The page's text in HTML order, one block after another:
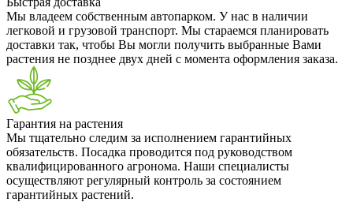
Мы владеем собственным автопарком. У нас в наличии
легковой и грузовой транспорт. Мы стараемся планировать
доставки так, чтобы Вы могли получить выбранные Вами
растения не позднее двух дней с момента оформления заказа.
Гарантия на растения
Мы тщательно следим за исполнением гарантийных
обязательств. Посадка проводится под руководством
квалифицированного агронома. Наши специалисты
осуществляют регулярный контроль за состоянием
гарантийных растений.